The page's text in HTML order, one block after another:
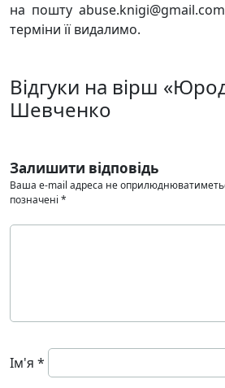
на пошту
терміни її видалимо.
Відгуки на вірш
Шевченко
Залишити відповідь
Ваша e-mail адреса не
позначені *
Ім'я *